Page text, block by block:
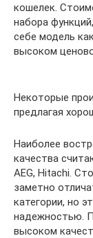
кошелек.
набора
себе модель
высоком
Некоторые
предлагая
Наиболее
качества
AEG, Hitachi.
заметно
категории, но
надежностью.
высоком